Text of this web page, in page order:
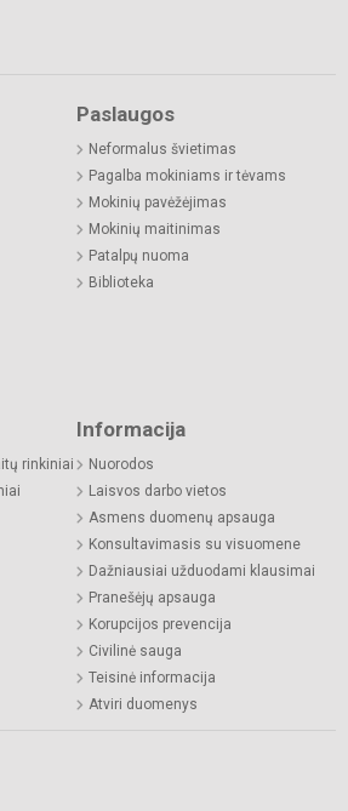
Paslaugos
Neformalus švietimas
Pagalba mokiniams ir tėvams
Mokinių pavėžėjimas
Mokinių maitinimas
Patalpų nuoma
Biblioteka
rinkiniai
Informacija
Nuorodos
Laisvos darbo vietos
Asmens duomenų apsauga
Konsultavimasis su visuomene
Dažniausiai užduodami klausimai
Pranešėjų apsauga
Korupcijos prevencija
Civilinė sauga
Teisinė informacija
Atviri duomenys